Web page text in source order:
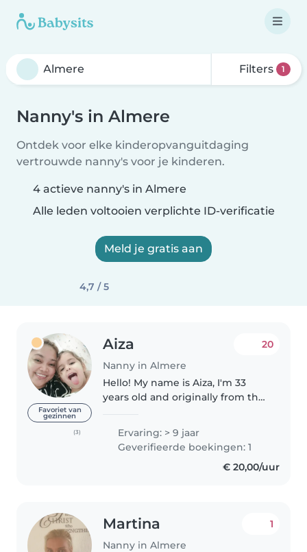
Filters 1
Nanny's in Almere
Ontdek voor elke kinderopvanguitdaging
vertrouwde nanny's voor je kinderen.
4 actieve nanny's in Almere
Alle leden voltooien verplichte ID-verificatie
Meld je gratis aan
4,7 / 5
Favoriet van
gezinnen
(3)
Aiza
Nanny in Almere
20
Hello! My name is Aiza, I'm 33
years old and originally from the
in the Netherlands and working
as a babysitter/nanny. I have over
12 years of..
Ervaring: > 9 jaar
Geverifieerde boekingen: 1
€ 20,00/uur
Martina
Nanny in Almere
1